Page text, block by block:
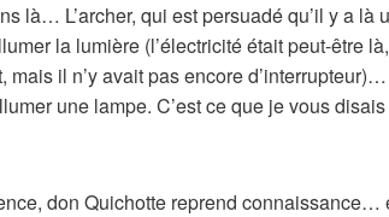
là… L’archer, qui est persuadé qu’il y a là
la lumière (l’électricité était peut-être
mais il n’y avait pas encore
une lampe. C’est ce que je vous
don Quichotte reprend connaissance…